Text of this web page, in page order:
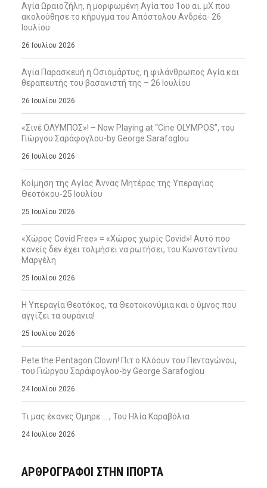
Αγία Ωραιοζήλη, η μορφωμένη Αγία του 1ου αι. μΧ που
ακολούθησε το κήρυγμα του Απόστολου Ανδρέα- 26
Ιουλίου
26 Ιουλίου 2026
Αγία Παρασκευή η Οσιομάρτυς, η φιλάνθρωπος Αγία και
θεραπευτής του βασανιστή της – 26 Ιουλίου
26 Ιουλίου 2026
«Σινέ ΟΛΥΜΠΟΣ»! – Now Playing at “Cine OLYMPOS”, του
Γιώργου Σαράφογλου-by George Sarafoglou
26 Ιουλίου 2026
Κοίμηση της Αγίας Άννας Μητέρας της Υπεραγίας
Θεοτόκου-25 Ιουλίου
25 Ιουλίου 2026
«Χώρος Covid Free» = «Χώρος χωρίς Covid»! Αυτό που
κανείς δεν έχει τολμήσει να ρωτήσει, του Κωνσταντίνου
Μαργέλη
25 Ιουλίου 2026
Η Υπεραγία Θεοτόκος, τα Θεοτοκονύμια και ο ύμνος που
αγγίζει τα ουράνια!
25 Ιουλίου 2026
Pete the Pentagon Clown! Πιτ ο Κλόουν του Πενταγώνου,
του Γιώργου Σαράφογλου-by George Sarafoglou
24 Ιουλίου 2026
Τι μας έκανες Όμηρε … , Του Ηλία Καραβόλια
24 Ιουλίου 2026
ΑΡΘΡΟΓΡΑΦΟΙ ΣΤΗΝ IΠΟΡΤΑ